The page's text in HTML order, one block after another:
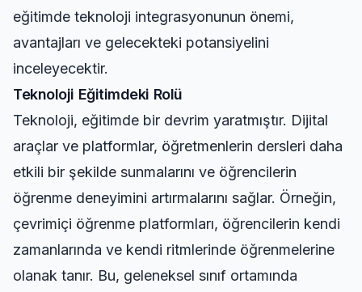
eğitimde teknoloji integrasyonunun önemi,
avantajları ve gelecekteki potansiyelini
inceleyecektir.
Teknoloji Eğitimdeki Rolü
Teknoloji, eğitimde bir devrim yaratmıştır. Dijital
araçlar ve platformlar, öğretmenlerin dersleri daha
etkili bir şekilde sunmalarını ve öğrencilerin
öğrenme deneyimini artırmalarını sağlar. Örneğin,
çevrimiçi öğrenme platformları, öğrencilerin kendi
zamanlarında ve kendi ritmlerinde öğrenmelerine
olanak tanır. Bu, geleneksel sınıf ortamında